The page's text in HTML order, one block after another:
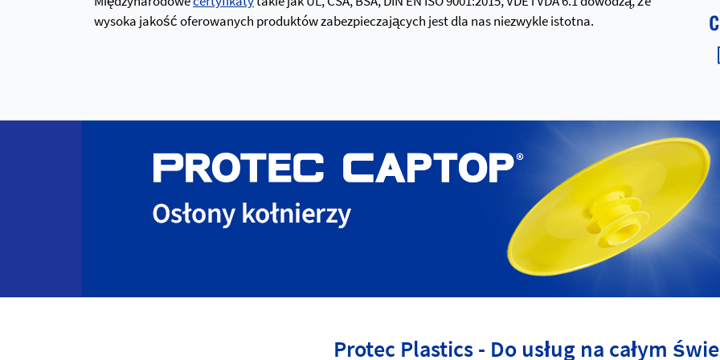
wysoka jakość oferowanych produktów zabezpieczających jest dla nas niezwykle istotna.
Protec Plastics - Do usług na całym